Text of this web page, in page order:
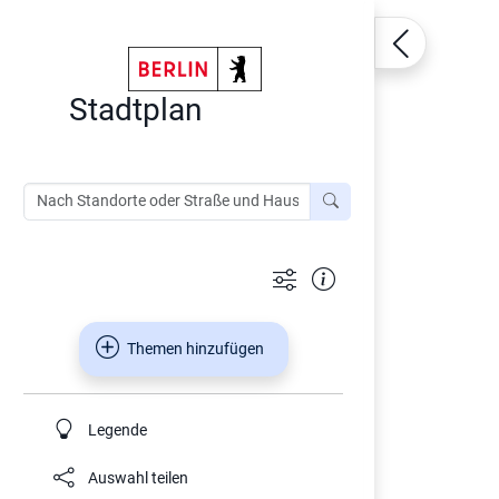
Stadtplan
Themen hinzufügen
Legende
Auswahl teilen